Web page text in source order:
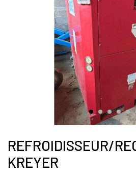
REFROIDISSEUR/
KREYER